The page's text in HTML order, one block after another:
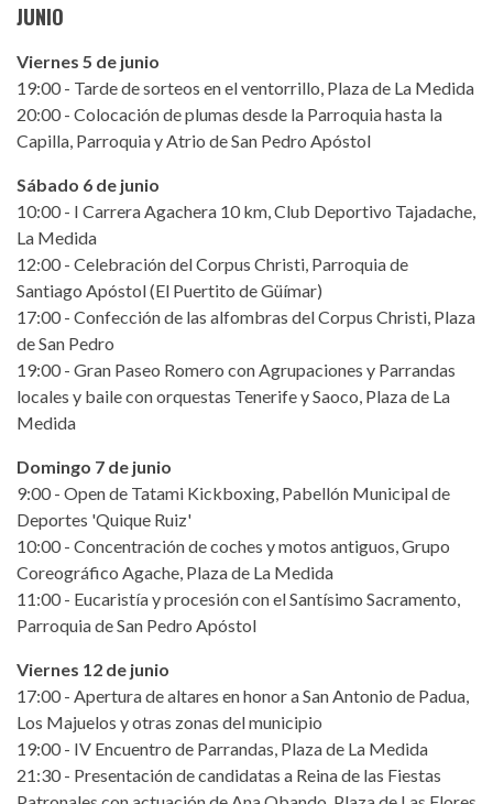
JUNIO
Viernes 5 de junio
19:00 - Tarde de sorteos en el ventorrillo, Plaza de La Medida
20:00 - Colocación de plumas desde la Parroquia hasta la
Capilla, Parroquia y Atrio de San Pedro Apóstol
Sábado 6 de junio
10:00 - I Carrera Agachera 10 km, Club Deportivo Tajadache,
La Medida
12:00 - Celebración del Corpus Christi, Parroquia de
Santiago Apóstol (El Puertito de Güímar)
17:00 - Confección de las alfombras del Corpus Christi, Plaza
de San Pedro
19:00 - Gran Paseo Romero con Agrupaciones y Parrandas
locales y baile con orquestas Tenerife y Saoco, Plaza de La
Medida
Domingo 7 de junio
9:00 - Open de Tatami Kickboxing, Pabellón Municipal de
Deportes 'Quique Ruiz'
10:00 - Concentración de coches y motos antiguos, Grupo
Coreográfico Agache, Plaza de La Medida
11:00 - Eucaristía y procesión con el Santísimo Sacramento,
Parroquia de San Pedro Apóstol
Viernes 12 de junio
17:00 - Apertura de altares en honor a San Antonio de Padua,
Los Majuelos y otras zonas del municipio
19:00 - IV Encuentro de Parrandas, Plaza de La Medida
21:30 - Presentación de candidatas a Reina de las Fiestas